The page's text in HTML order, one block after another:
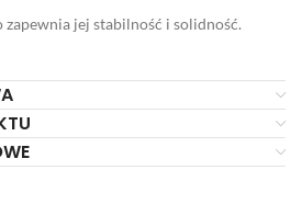
zapewnia jej stabilność i solidność.